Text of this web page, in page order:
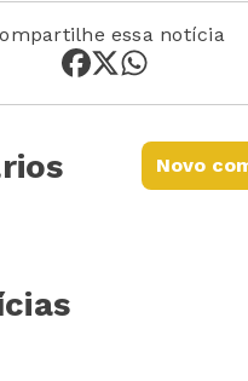
essa notícia
Novo